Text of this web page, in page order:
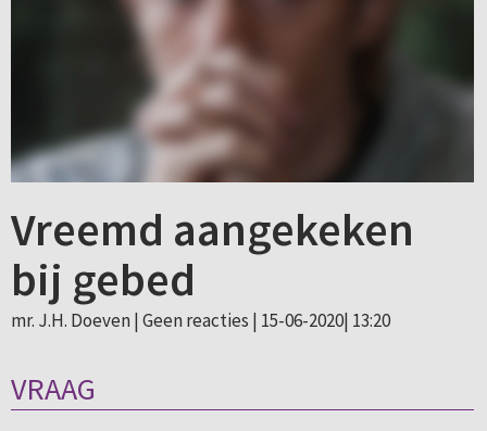
Vreemd aangekeken
bij gebed
mr. J.H. Doeven | Geen reacties | 15-06-2020| 13:20
VRAAG